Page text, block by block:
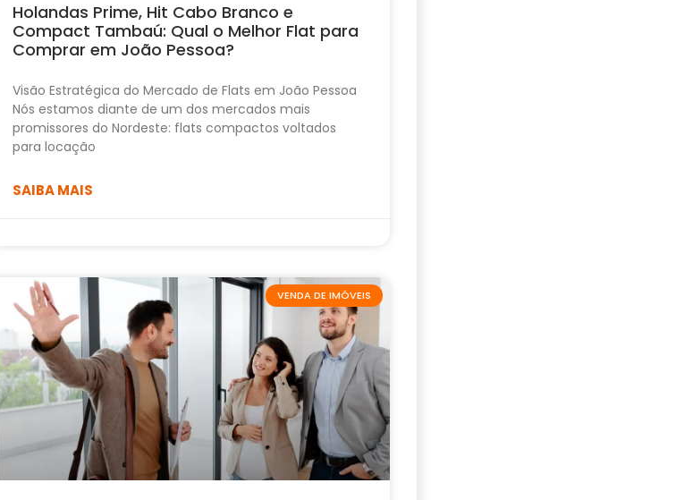
Holandas Prime, Hit Cabo Branco e
Compact Tambaú: Qual o Melhor Flat para
Comprar em João Pessoa?
Visão Estratégica do Mercado de Flats em João Pessoa
Nós estamos diante de um dos mercados mais
promissores do Nordeste: flats compactos voltados
para locação
SAIBA MAIS
VENDA DE IMÓVEIS